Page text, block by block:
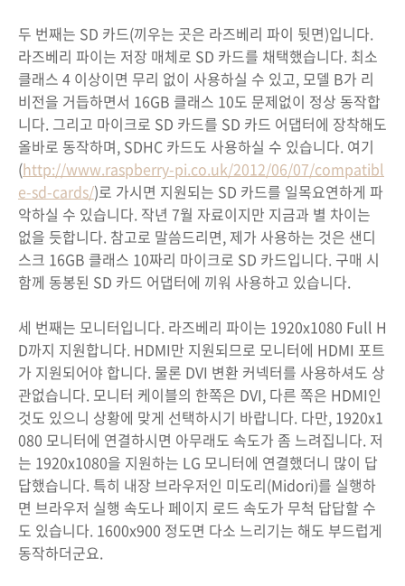
두 번째는 SD 카드(끼우는 곳은 라즈베리 파이 뒷면)입니다.
라즈베리 파이는 저장 매체로 SD 카드를 채택했습니다. 최소
클래스 4 이상이면 무리 없이 사용하실 수 있고, 모델 B가 리
비전을 거듭하면서 16GB 클래스 10도 문제없이 정상 동작합
니다. 그리고 마이크로 SD 카드를 SD 카드 어댑터에 장착해도
올바로 동작하며, SDHC 카드도 사용하실 수 있습니다. 여기
(http://www.raspberry-pi.co.uk/2012/06/07/compatibl
e-sd-cards/)로 가시면 지원되는 SD 카드를 일목요연하게 파
악하실 수 있습니다. 작년 7월 자료이지만 지금과 별 차이는
없을 듯합니다. 참고로 말씀드리면, 제가 사용하는 것은 샌디
스크 16GB 클래스 10짜리 마이크로 SD 카드입니다. 구매 시
함께 동봉된 SD 카드 어댑터에 끼워 사용하고 있습니다.
세 번째는 모니터입니다. 라즈베리 파이는 1920x1080 Full H
D까지 지원합니다. HDMI만 지원되므로 모니터에 HDMI 포트
가 지원되어야 합니다. 물론 DVI 변환 커넥터를 사용하셔도 상
관없습니다. 모니터 케이블의 한쪽은 DVI, 다른 쪽은 HDMI인
것도 있으니 상황에 맞게 선택하시기 바랍니다. 다만, 1920x1
080 모니터에 연결하시면 아무래도 속도가 좀 느려집니다. 저
는 1920x1080을 지원하는 LG 모니터에 연결했더니 많이 답
답했습니다. 특히 내장 브라우저인 미도리(Midori)를 실행하
면 브라우저 실행 속도나 페이지 로드 속도가 무척 답답할 수
도 있습니다. 1600x900 정도면 다소 느리기는 해도 부드럽게
동작하더군요.